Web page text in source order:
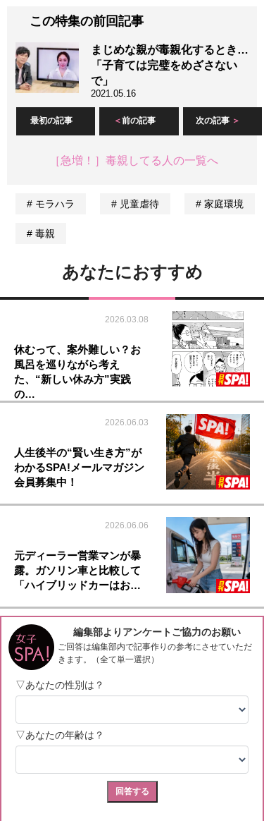
この特集の前回記事
まじめな親が毒親化するとき…
「子育ては完璧をめざさない
で」
2021.05.16
最初の記事 前の記事 次の記事
［急増！］毒親してる人の一覧へ
モラハラ 児童虐待 家庭環境
毒親
あなたにおすすめ
2026.03.08
休むって、案外難しい？お
風呂を巡りながら考え
た、“新しい休み方”実践
の…
2026.06.03
人生後半の“賢い生き方”が
わかるSPA!メールマガジン
会員募集中！
2026.06.06
元ディーラー営業マンが暴
露。ガソリン車と比較して
「ハイブリッドカーはお…